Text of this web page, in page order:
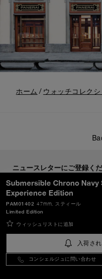
Submersible Chrono
Experience Edition
47mm , スティール
PAM01402
Limited Edition
ウィッシュリストに追加
入荷さ
コンシェルジュに問い合わせ
ホーム ウォッチコレクシ
ニュースレターにご登録く
Japan(JPY ￥)- JA